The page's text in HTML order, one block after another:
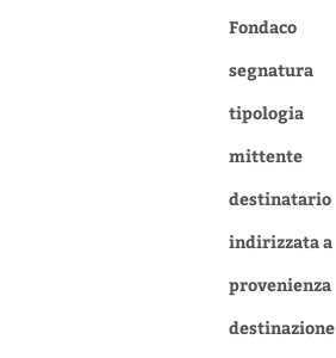
Fondaco
segnatura
tipologia
mittente
destinatario
indirizzata a
provenienza
destinazione